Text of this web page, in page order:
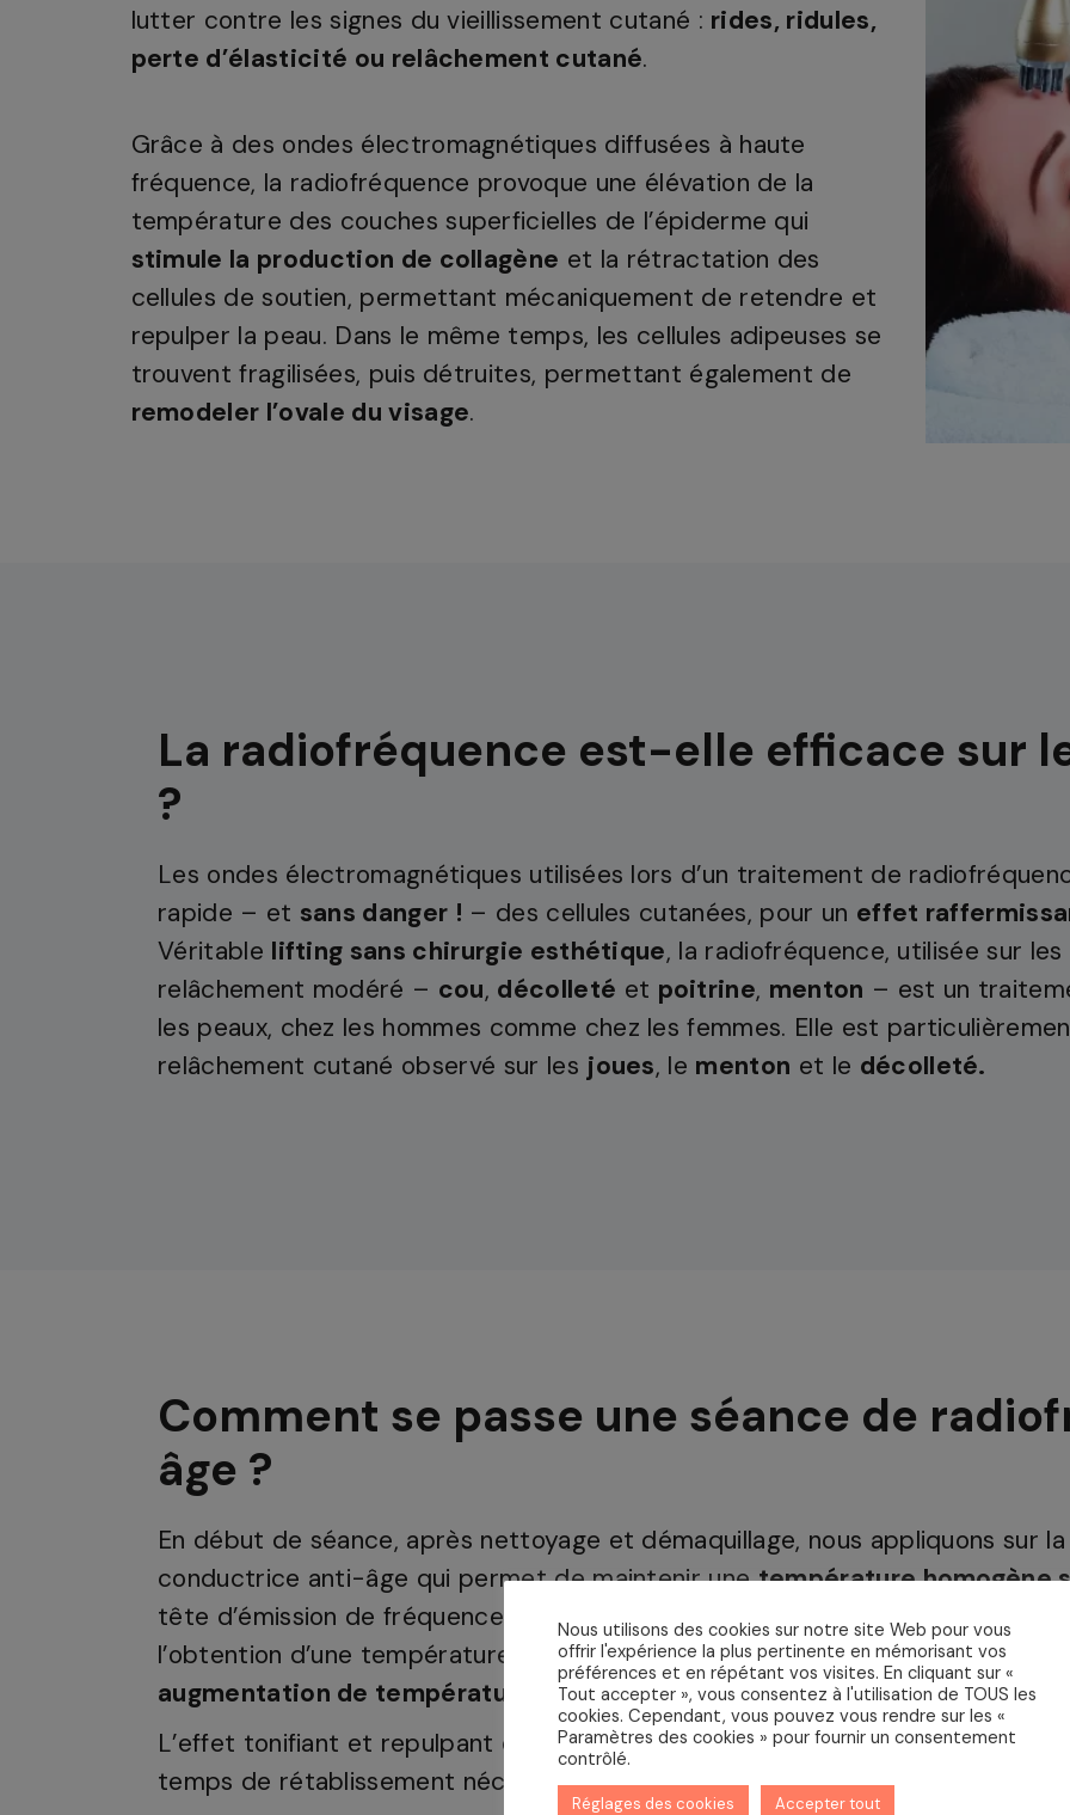
lutter contre les signes du vieillissement cutané : rides, ridules,
perte d’élasticité ou relâchement cutané.
Grâce à des ondes électromagnétiques diffusées à haute
fréquence, la radiofréquence provoque une élévation de la
température des couches superficielles de l’épiderme qui
stimule la production de collagène et la rétractation des
cellules de soutien, permettant mécaniquement de retendre et
repulper la peau. Dans le même temps, les cellules adipeuses se
trouvent fragilisées, puis détruites, permettant également de
remodeler l’ovale du visage.
La radiofréquence est-elle efficace sur
?
Les ondes électromagnétiques utilisées lors d’un traitement de
rapide – et sans danger ! – des cellules cutanées, pour un effet
Véritable lifting sans chirurgie esthétique, la radiofréquence, utilisée sur les
relâchement modéré – cou, décolleté et poitrine, menton – est un
les peaux, chez les hommes comme chez les femmes. Elle est
relâchement cutané observé sur les joues, le menton et le décolleté.
Comment se passe une séance de
âge ?
En début de séance, après nettoyage et démaquillage, nous appliquons sur
conductrice anti-âge qui permet de maintenir unetempérature homogène
tête d’émission de fréquences électromagnétiques est alors passée et
l’obtention d’une température externe de39 à 42°Cpendant toute la durée
augmentation de température est absolument indolore, et est même
L’effet tonifiant et repulpant est ressenti dès la fin de la séance, qui dure
temps de rétablissement nécessaire,vous pourrez reprendre vos activités
Nous utilisons des cookies sur notre site Web pour vous
offrir l'expérience la plus pertinente en mémorisant vos
préférences et en répétant vos visites. En cliquant sur «
Tout accepter », vous consentez à l'utilisation de TOUS les
cookies. Cependant, vous pouvez vous rendre sur les «
Paramètres des cookies » pour fournir un consentement
contrôlé.
Réglages des cookies Accepter tout